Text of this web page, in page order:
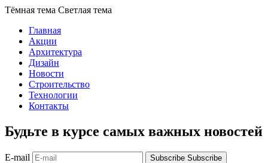
Тёмная тема Светлая тема
Главная
Акции
Архитектура
Дизайн
Новости
Строительство
Технологии
Контакты
Будьте в курсе самых важных новостей
E-mail Subscribe Subscribe